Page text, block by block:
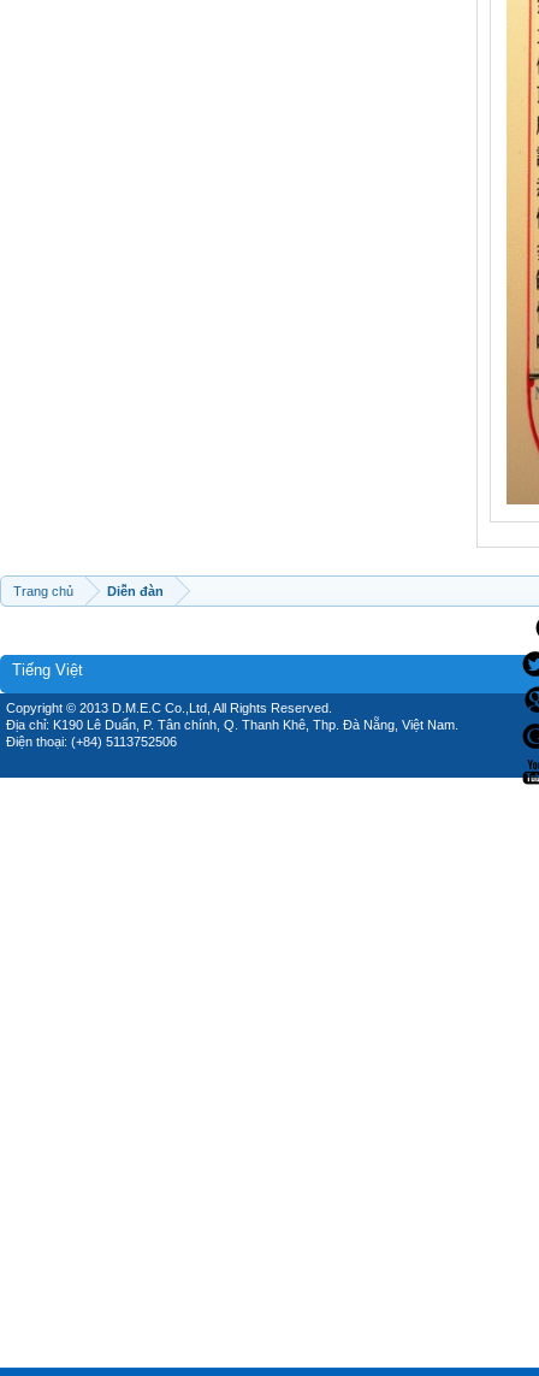
Trang chủ Diễn đàn
Tiếng Việt
Copyright © 2013 D.M.E.C Co.,Ltd, All Rights Reserved.
Địa chỉ: K190 Lê Duẩn, P. Tân chính, Q. Thanh Khê, Thp. Đà Nẵng, Việt Nam.
Điện thoại: (+84) 5113752506